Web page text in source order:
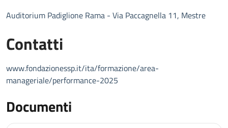
Auditorium Padiglione Rama - Via Paccagnella 11, Mestre
Contatti
www.fondazionessp.it/ita/formazione/area-
manageriale/performance-2025
Documenti